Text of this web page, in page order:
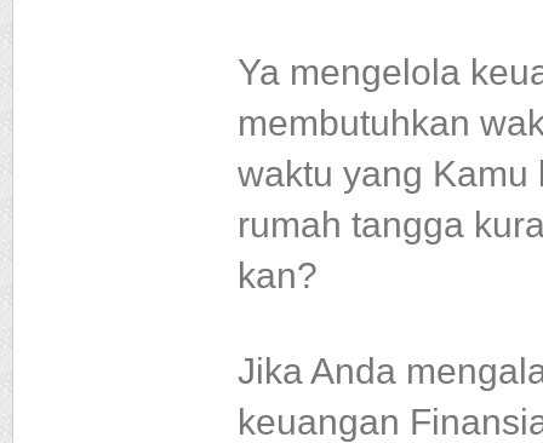
Ya mengelola
membutuhkan
waktu yang
rumah tangga
kan?
Jika Anda
keuangan